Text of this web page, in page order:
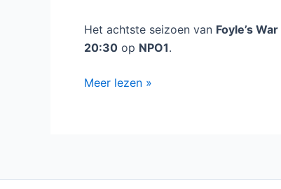
Het achtste seizoen van Foyle’s War
20:30 op NPO1.
Achtste
Meer lezen »